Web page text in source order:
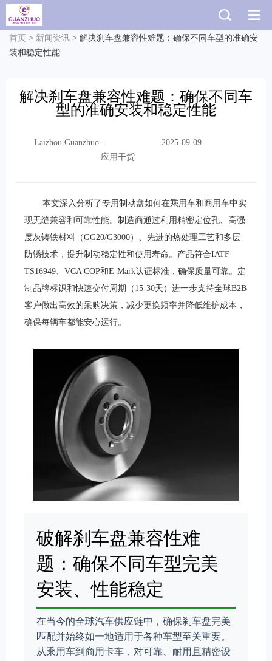
首页 > 新闻资讯 > 解决刹车盘兼容性难题：确保不同车型的准确安
装和稳定性能
解决刹车盘兼容性难题：确保不同车
型的准确安装和稳定性能
Laizhou Guanzhuo
2025-09-09
应用干货
本文深入分析了专用制动盘如何在乘用车和商用车中实
现无缝兼容和可靠性能。制造商通过利用精密定位孔、高强
度灰铸铁材料（GG20/G3000）、先进的热处理工艺和多层
防锈技术，提升制动稳定性和使用寿命。产品符合IATF
TS16949、VCA COP和E-Mark认证标准，确保质量可靠。定
制品牌标识和快速交付周期（15-30天）进一步支持全球B2B
客户做出高效的采购决策，减少更换频率并降低维护成本，
确保每辆车都能安心运行。
破解刹车盘兼容性难
题：确保不同车型完美
安装、性能稳定
在当今的全球汽车供应链中，确保刹车盘完美
匹配并始终如一地适用于各种车型至关重要。
从乘用车到商用卡车，对可靠、耐用且精密设